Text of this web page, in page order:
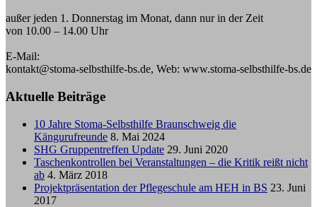
außer jeden 1. Donnerstag im Monat, dann nur in der Zeit
von 10.00 – 14.00 Uhr
E-Mail:
kontakt@stoma-selbsthilfe-bs.de, Web: www.stoma-selbsthilfe-bs.de
Aktuelle Beiträge
10 Jahre Stoma-Selbsthilfe Braunschweig die
Kängurufreunde 8. Mai 2024
SHG Gruppentreffen Update 29. Juni 2020
Taschenkontrollen bei Veranstaltungen – die Kritik reißt nicht
ab 4. März 2018
Projektpräsentation der Pflegeschule am HEH in BS 23. Juni
2017